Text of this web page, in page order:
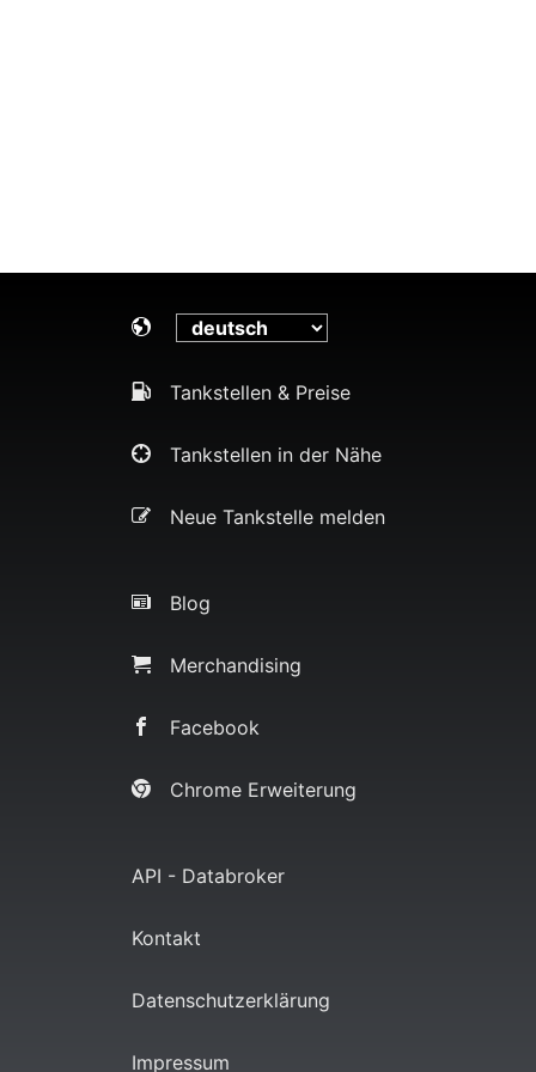
Tankstellen & Preise
Tankstellen in der Nähe
Neue Tankstelle melden
Blog
Merchandising
Facebook
Chrome Erweiterung
API - Databroker
Kontakt
Datenschutzerklärung
Impressum